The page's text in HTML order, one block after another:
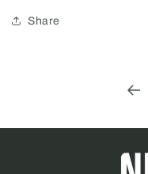
Share